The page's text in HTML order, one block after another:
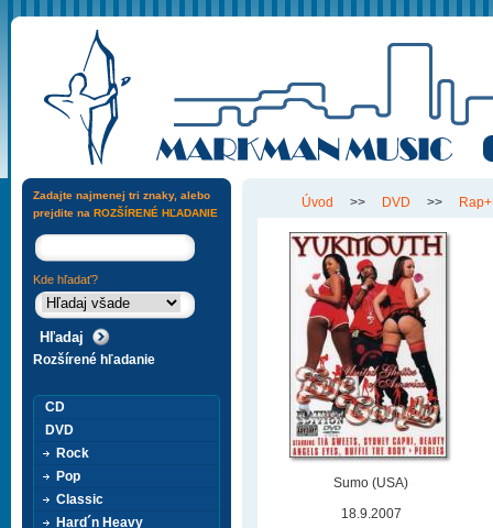
Úvod >> DVD >>
Sumo (USA)
18.9.2007
Zadajte najmenej tri znaky, alebo
prejdite na ROZŠÍRENÉ HĽADANIE
Kde hľadať?
Rozšírené hľadanie
CD
DVD
Rock
Pop
Classic
Hard´n Heavy